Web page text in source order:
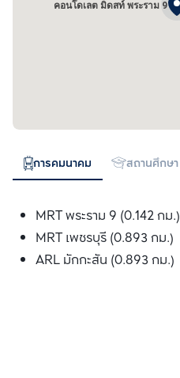
คอนโดเลต มิดสท์ พระราม 9
การคมนาคม สถานศึกษา
MRT พระราม 9 (0.142 กม.)
MRT เพชรบุรี (0.893 กม.)
ARL มักกะสัน (0.893 กม.)